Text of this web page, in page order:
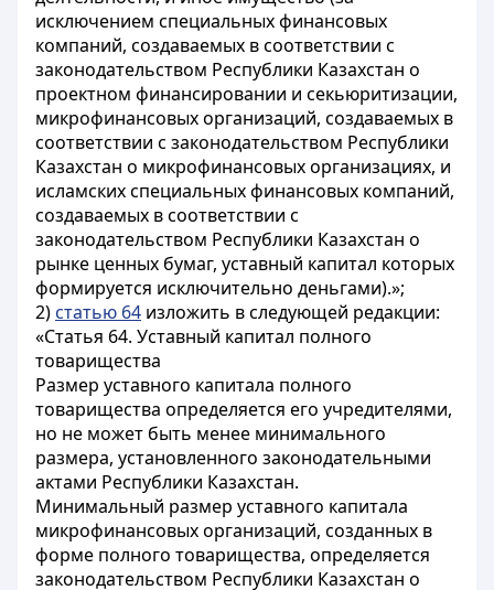
исключением специальных финансовых
компаний, создаваемых в соответствии с
законодательством Республики Казахстан о
проектном финансировании и секьюритизации,
микрофинансовых организаций, создаваемых в
соответствии с законодательством Республики
Казахстан о микрофинансовых организациях, и
исламских специальных финансовых компаний,
создаваемых в соответствии с
законодательством Республики Казахстан о
рынке ценных бумаг, уставный капитал которых
формируется исключительно деньгами).»;
2) статью 64 изложить в следующей редакции:
«Статья 64. Уставный капитал полного
товарищества
Размер уставного капитала полного
товарищества определяется его учредителями,
но не может быть менее минимального
размера, установленного законодательными
актами Республики Казахстан.
Минимальный размер уставного капитала
микрофинансовых организаций, созданных в
форме полного товарищества, определяется
законодательством Республики Казахстан о